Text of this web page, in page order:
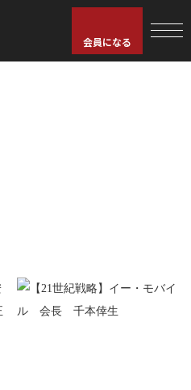
会員になる